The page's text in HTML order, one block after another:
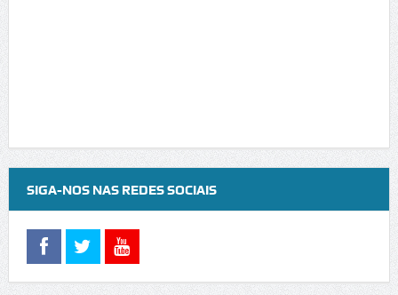
SIGA-NOS NAS REDES SOCIAIS